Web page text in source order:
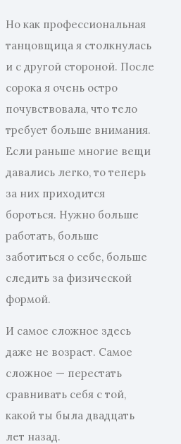
Но как профессиональная
танцовщица я столкнулась
и с другой стороной. После
сорока я очень остро
почувствовала, что тело
требует больше внимания.
Если раньше многие вещи
давались легко, то теперь
за них приходится
бороться. Нужно больше
работать, больше
заботиться о себе, больше
следить за физической
формой.
И самое сложное здесь
даже не возраст. Самое
сложное — перестать
сравнивать себя с той,
какой ты была двадцать
лет назад.